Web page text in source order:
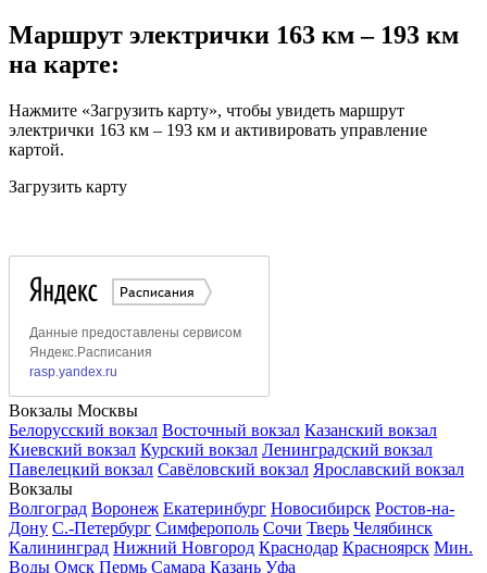
Маршрут электрички 163 км – 193 км
на карте:
Нажмите «Загрузить карту», чтобы увидеть маршрут
электрички 163 км – 193 км и активировать управление
картой.
Загрузить карту
Вокзалы Москвы
Белорусский вокзал Восточный вокзал Казанский вокзал
Киевский вокзал Курский вокзал Ленинградский вокзал
Павелецкий вокзал Савёловский вокзал Ярославский вокзал
Вокзалы
Волгоград Воронеж Екатеринбург Новосибирск Ростов-на-
Дону С.-Петербург Симферополь Сочи Тверь Челябинск
Калининград Нижний Новгород Краснодар Красноярск Мин.
Воды Омск Пермь Самара Казань Уфа